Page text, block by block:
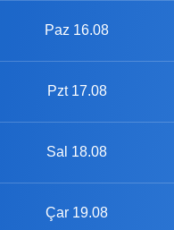
Paz 16.08
Pzt 17.08
Sal 18.08
Çar 19.08